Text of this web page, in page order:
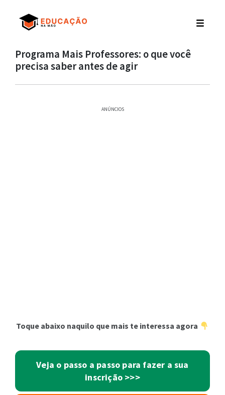
Programa Mais Professores: o que você
precisa saber antes de agir
ANÚNCIOS
Toque abaixo naquilo que mais te interessa agora
Veja o passo a passo para fazer a sua
inscrição >>>